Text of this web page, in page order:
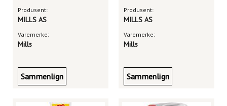
Produsent:
MILLS AS
Varemerke:
Mills
Sammenlign
Produsent:
MILLS AS
Varemerke:
Mills
Sammenlign